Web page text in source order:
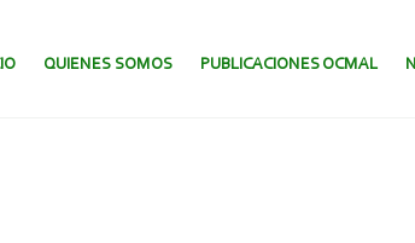
AL CONTENIDO.
QUIENES SOMOS PUBLICACIONES OCMAL